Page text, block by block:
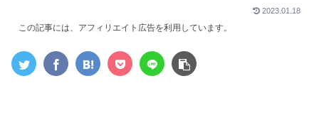
2023.01.18
この記事には、アフィリエイト広告を利用しています。